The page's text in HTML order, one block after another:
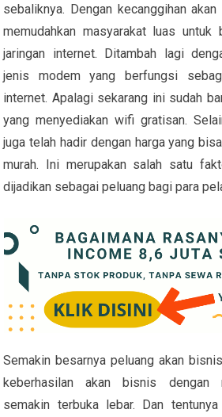
sebaliknya. Dengan kecanggihan
memudahkan masyarakat luas untuk
jaringan internet. Ditambah lagi
jenis modem yang berfungsi
internet. Apalagi sekarang ini sudah
yang menyediakan wifi gratisan.
juga telah hadir dengan harga yang
murah. Ini merupakan salah satu
dijadikan sebagai peluang bagi para
Semakin besarnya peluang akan
keberhasilan akan bisnis dengan
semakin terbuka lebar. Dan